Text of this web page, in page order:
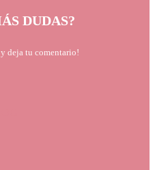
DUDAS?
deja tu comentario!